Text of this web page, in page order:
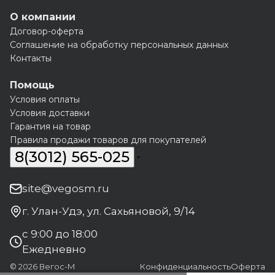
О компании
Договор-оферта
Соглашение на обработку персональных данных
Контакты
Помощь
Условия оплаты
Условия доставки
Гарантия на товар
Правила продажи товаров для покупателей
8(3012) 565-025
site@vegosm.ru
г. Улан-Удэ, ул. Сахьяновой, 9/14
с 9:00 до 18:00
Ежедневно
© 2026 Вегос-М КонфиденциальностьОферта